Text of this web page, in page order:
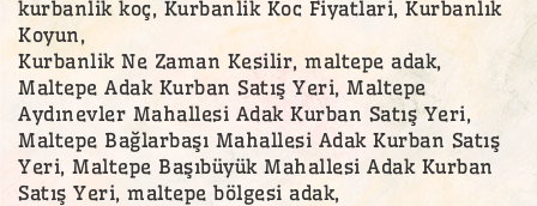
kurbanlik koç, Kurbanlik Koc Fiyatlari, Kurbanlık
Koyun,
Kurbanlik Ne Zaman Kesilir, maltepe adak,
Maltepe Adak Kurban Satış Yeri, Maltepe
Aydınevler Mahallesi Adak Kurban Satış Yeri,
Maltepe Bağlarbaşı Mahallesi Adak Kurban Satış
Yeri, Maltepe Başıbüyük Mahallesi Adak Kurban
Satış Yeri, maltepe bölgesi adak,